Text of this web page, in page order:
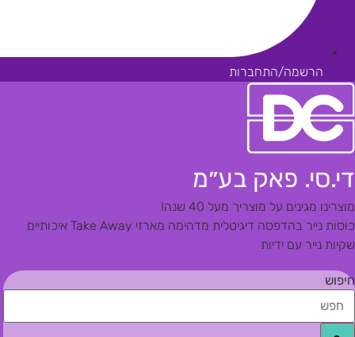
הרשמה/התחברות
די.סי. פאק בע״מ
מוצרינו מגינים על מוצריך מעל 40 שנה!
כוסות נייר בהדפסה דיגיטלית מדהימה מארזי Take Away איכותיים
שקיות נייר עם ידיות
חיפוש